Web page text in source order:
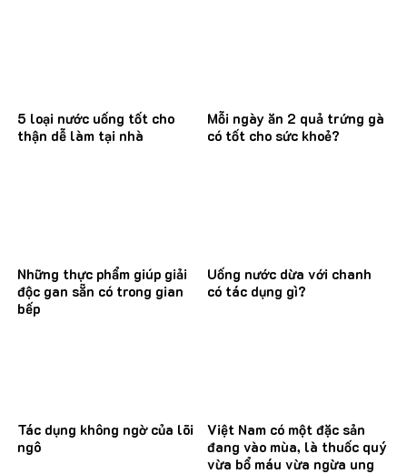
5 loại nước uống tốt cho
thận dễ làm tại nhà
Mỗi ngày ăn 2 quả trứng gà
có tốt cho sức khoẻ?
Những thực phẩm giúp giải
độc gan sẵn có trong gian
bếp
Uống nước dừa với chanh
có tác dụng gì?
Tác dụng không ngờ của lõi
ngô
Việt Nam có một đặc sản
đang vào mùa, là thuốc quý
vừa bổ máu vừa ngừa ung